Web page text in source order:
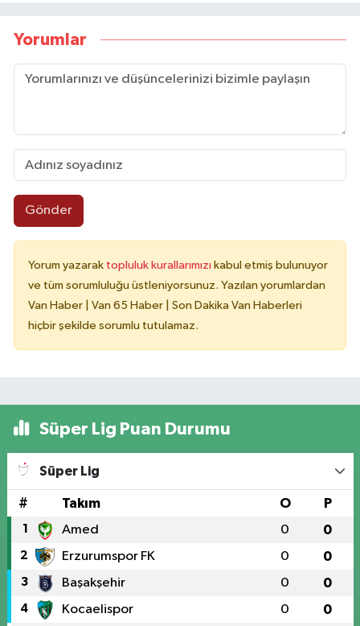
Yorumlar
Gönder
Yorum yazarak topluluk kurallarımızı kabul etmiş bulunuyor
ve tüm sorumluluğu üstleniyorsunuz. Yazılan yorumlardan
Van Haber | Van 65 Haber | Son Dakika Van Haberleri
hiçbir şekilde sorumlu tutulamaz.
Süper Lig Puan Durumu
Süper Lig
# Takım O P
1 Amed 0 0
2 Erzurumspor FK 0 0
3 Başakşehir 0 0
4 Kocaelispor 0 0